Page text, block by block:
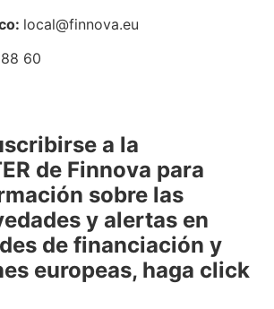
local@finnova.eu
60
a la
de Finnova para
sobre las
y alertas en
de financiación y
europeas, haga click